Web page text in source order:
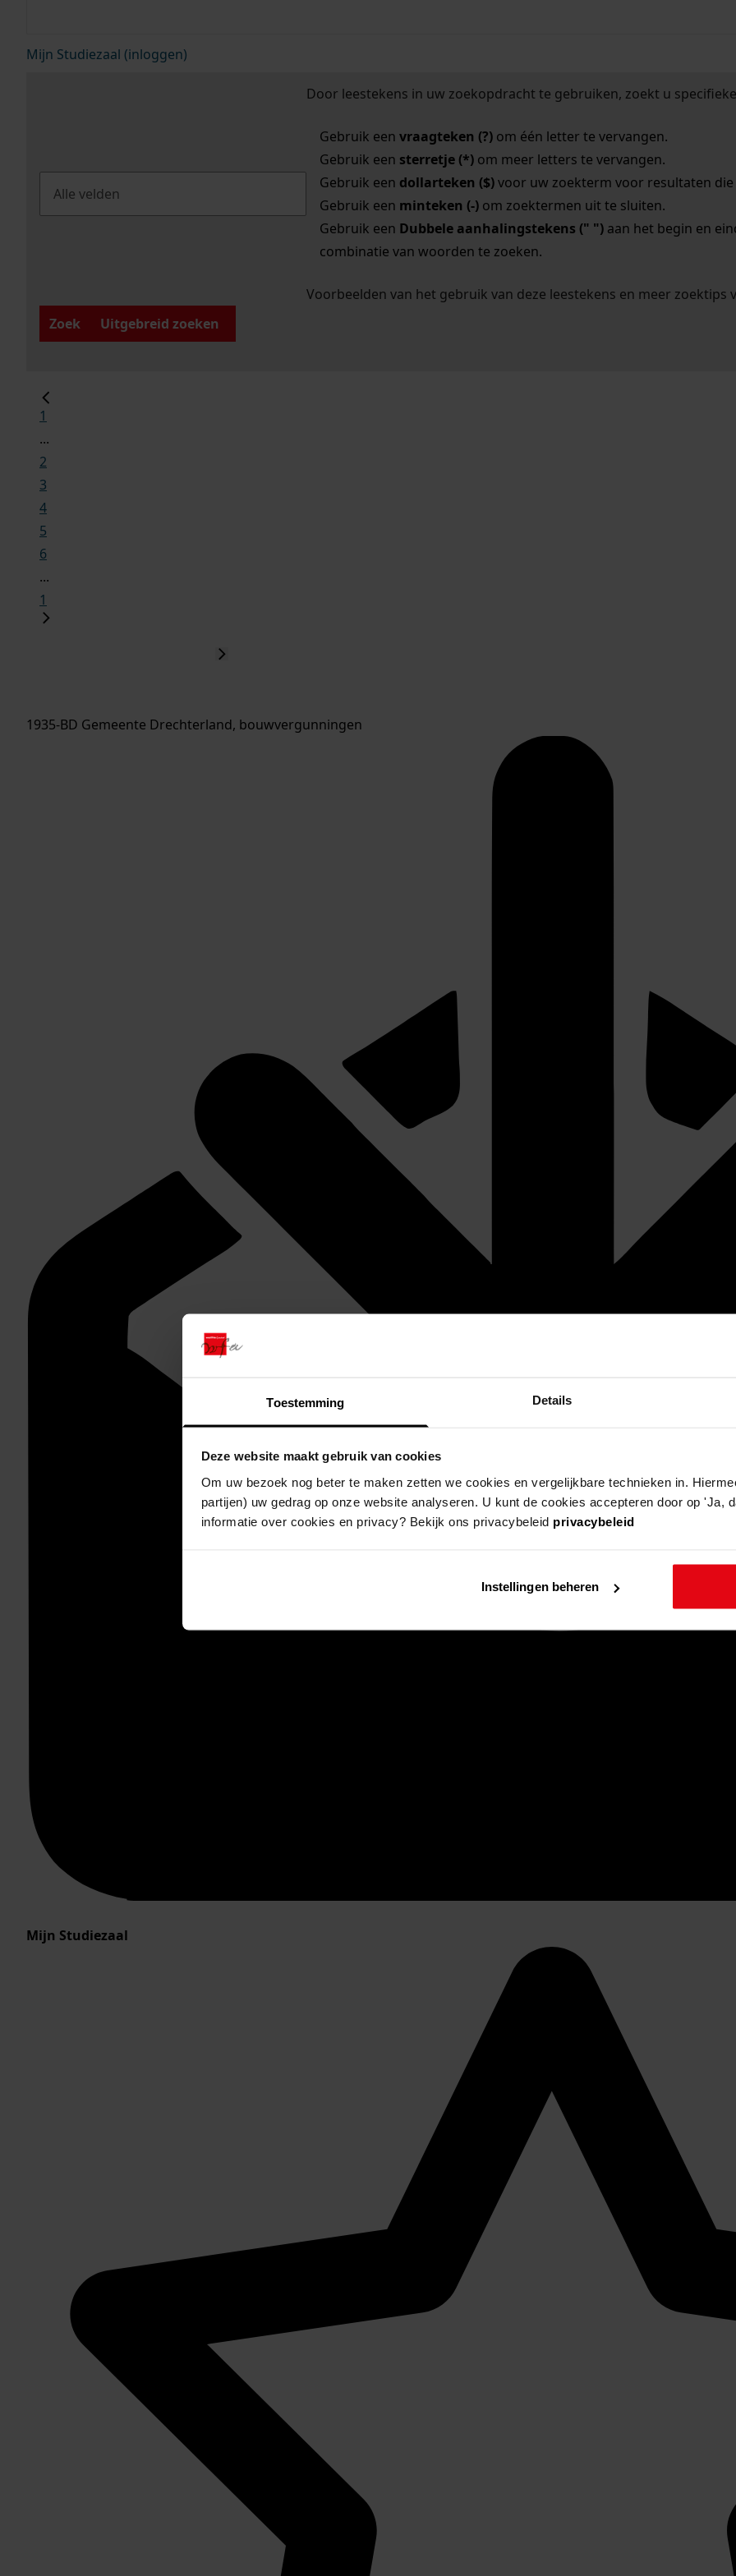
Toestemming Details
Deze website maakt gebruik van cookies
Om uw bezoek nog beter te maken zetten we cookies en vergelijkbare technieken in.
partijen) uw gedrag op onze website analyseren. U kunt de cookies accepteren door op 'Ja,
informatie over cookies en privacy? Bekijk ons privacybeleid privacybeleid
Instellingen beheren
Mijn Studiezaal (inloggen)
Door leestekens in uw zoekopdracht te gebruiken, zoekt u
Gebruik een vraagteken (?)om één letter te vervangen.
Gebruik een sterretje (*)om meer letters te vervangen.
Gebruik een dollarteken ($)voor uw zoekterm voor resultaten die
Gebruik een minteken (-)om zoektermen uit te sluiten.
Gebruik een Dubbele aanhalingstekens (" ")aan het begin en
combinatie van woorden te zoeken.
Voorbeelden van het gebruik van deze leestekens en meer zoektips
Zoek
Uitgebreid zoeken
1
...
2
3
4
5
6
...
1
1935-BD Gemeente Drechterland, bouwvergunningen
Mijn Studiezaal